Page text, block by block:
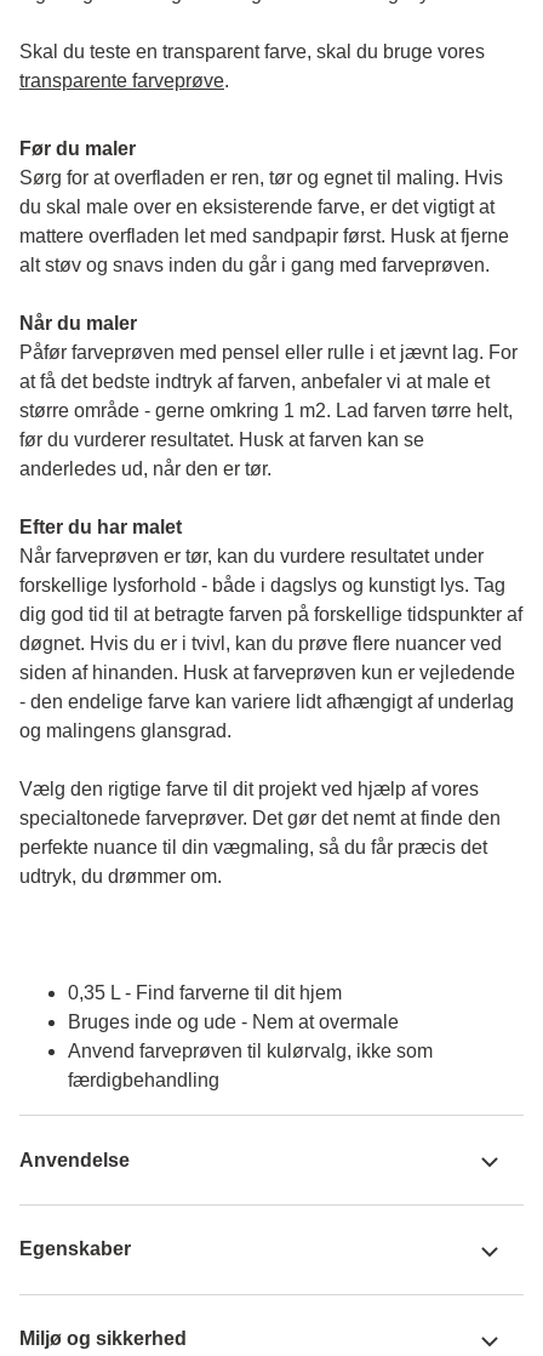
transparente farveprøve.
Før du maler
Sørg for at overfladen er ren, tør og egnet til maling. Hvis
du skal male over en eksisterende farve, er det vigtigt at
mattere overfladen let med sandpapir først. Husk at fjerne
alt støv og snavs inden du går i gang med farveprøven.
Når du maler
Påfør farveprøven med pensel eller rulle i et jævnt lag. For
at få det bedste indtryk af farven, anbefaler vi at male et
større område - gerne omkring 1 m2. Lad farven tørre helt,
før du vurderer resultatet. Husk at farven kan se
anderledes ud, når den er tør.
Efter du har malet
Når farveprøven er tør, kan du vurdere resultatet under
forskellige lysforhold - både i dagslys og kunstigt lys. Tag
dig god tid til at betragte farven på forskellige tidspunkter af
døgnet. Hvis du er i tvivl, kan du prøve flere nuancer ved
siden af hinanden. Husk at farveprøven kun er vejledende
- den endelige farve kan variere lidt afhængigt af underlag
og malingens glansgrad.
Vælg den rigtige farve til dit projekt ved hjælp af vores
specialtonede farveprøver. Det gør det nemt at finde den
perfekte nuance til din vægmaling, så du får præcis det
udtryk, du drømmer om.
0,35 L - Find farverne til dit hjem
Bruges inde og ude - Nem at overmale
Anvend farveprøven til kulørvalg, ikke som
færdigbehandling
Anvendelse
Egenskaber
Miljø og sikkerhed